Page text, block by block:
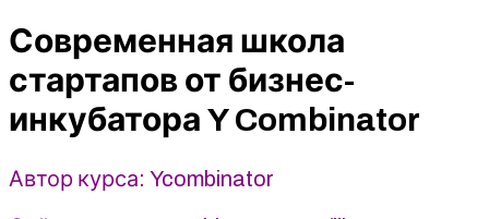
бизнес-
инкубатора
Y
Combinator
(часть
из
11)
Современная школа
стартапов от бизнес-
инкубатора Y Combinator
Автор курса: Ycombinator